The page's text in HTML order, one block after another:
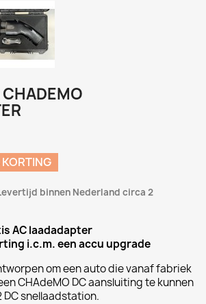
KORTING
binnen Nederland circa 2
AC laadadapter
i.c.m. een accu upgrade
om een auto die vanaf fabriek
CHAdeMO DC aansluiting te kunnen
DC snellaadstation.